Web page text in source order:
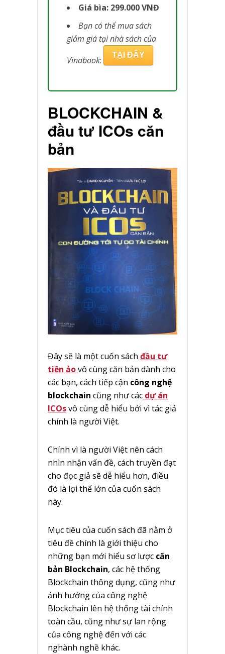
Giá bìa: 299.000 VNĐ
Bạn có thể mua sách
giảm giá tại nhà sách của
Vinabook: TẠI ĐÂY
BLOCKCHAIN &
đầu tư ICOs căn
bản
Đây sẽ là một cuốn sách đầu tư
tiền ảovô cùng căn bản dành cho
các bạn, cách tiếp cận công nghệ
blockchain cũng như các dự án
ICOsvô cùng dễ hiểu bởi vì tác giả
chính là người Việt.
Chính vì là người Việt nên cách
nhìn nhận vấn đề, cách truyền đạt
cho đọc giả sẽ dễ hiểu hơn, điều
đó là lợi thế lớn của cuốn sách
này.
Mục tiêu của cuốn sách đã nằm ở
tiêu đề chính là giới thiệu cho
những bạn mới hiểu sơ lược căn
bản Blockchain, các hệ thống
Blockchain thông dụng, cũng như
ảnh hưởng của công nghệ
Blockchain lên hệ thống tài chính
toàn cầu, cũng như sự lan rộng
của công nghệ đến với các
nghành nghề khác.